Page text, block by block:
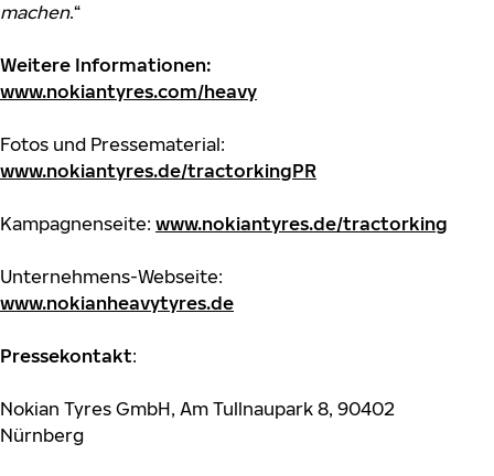
machen.“
Weitere Informationen:
www.nokiantyres.com/heavy
Fotos und Pressematerial:
www.nokiantyres.de/tractorkingPR
Kampagnenseite: www.nokiantyres.de/tractorking
Unternehmens-Webseite:
www.nokianheavytyres.de
Pressekontakt:
Nokian Tyres GmbH, Am Tullnaupark 8, 90402
Nürnberg